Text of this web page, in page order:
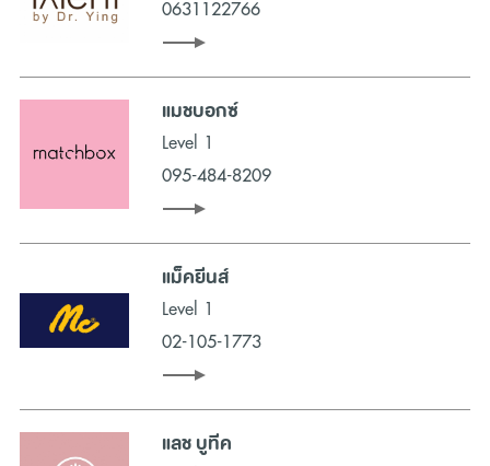
ให้กลายมาเป็นวันที่เต็มเปี่ยมไปด้วยความผ่อนคลายและสนุกสนานมาก
0631122766
แมชบอกซ์
Level 1
095-484-8209
แม็คยีนส์
Level 1
02-105-1773
แลช บูทีค